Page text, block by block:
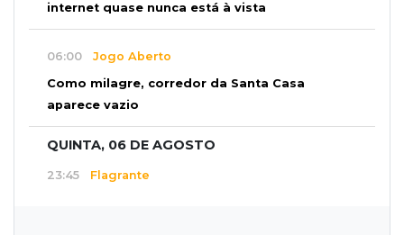
internet quase nunca está à vista
06:00 Jogo Aberto
Como milagre, corredor da Santa Casa
aparece vazio
QUINTA, 06 DE AGOSTO
23:45 Flagrante